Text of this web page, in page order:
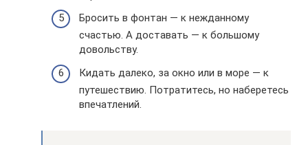
Бросить в фонтан — к нежданному
счастью. А доставать — к большому
довольству.
Кидать далеко, за окно или в море — к
путешествию. Потратитесь, но наберетесь
впечатлений.